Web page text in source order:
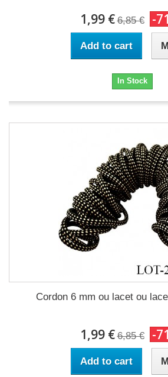
1,99 € 6,85 € -
Add to cart
In Stock
Cordon 6 mm ou lacet ou
1,99 € 6,85 € -
Add to cart